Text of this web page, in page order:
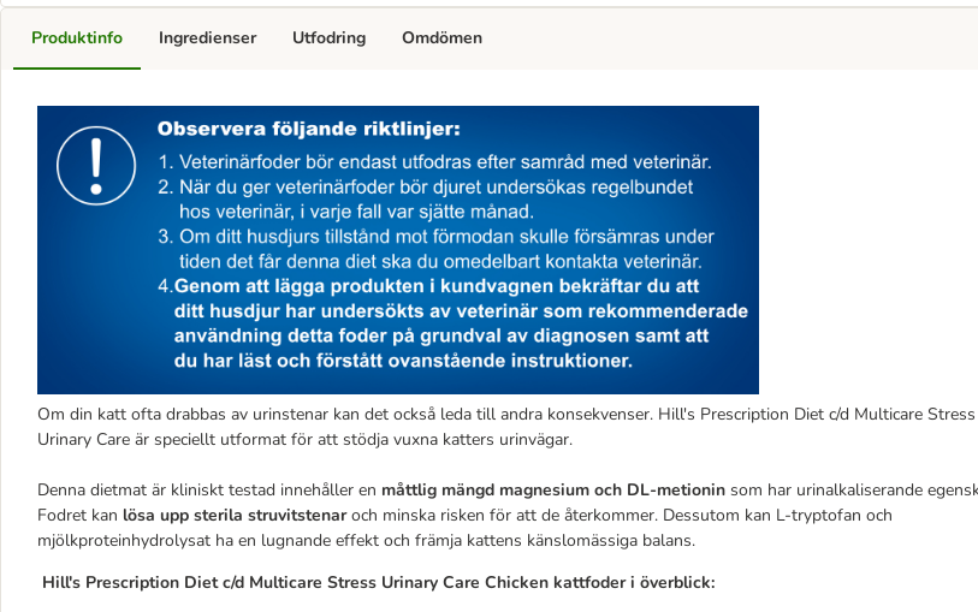
Produktinfo
Om din katt ofta drabbas av urinstenar kan det också leda till andra konsekvenser. Hill's Prescription Diet c/d Multicare Stress
Urinary Care är speciellt utformat för att stödja vuxna katters urinvägar.
Denna dietmat är kliniskt testad innehåller en måttlig mängd magnesium och DL-metionin som har urinalkaliserande
Fodret kan lösa upp sterila struvitstenaroch minska risken för att de återkommer. Dessutom kan L-tryptofan och
mjölkproteinhydrolysat ha en lugnande effekt och främja kattens känslomässiga balans.
Hill's Prescription Diet c/d Multicare Stress Urinary Care Chicken kattfoder i överblick:
Ingredienser Utfodring Omdömen